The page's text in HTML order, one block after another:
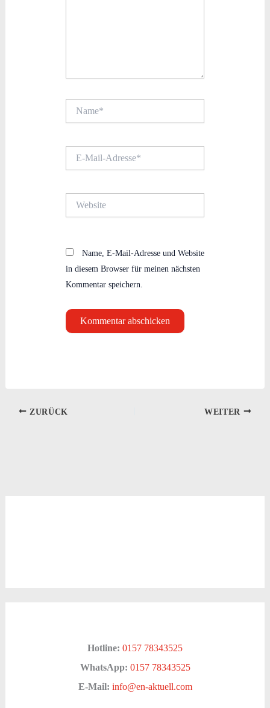
Mail-
Name, E-Mail-Adresse und Website
in diesem Browser für meinen nächsten
Kommentar speichern.
ZURÜCK WEITER
Hotline: 0157 78343525
WhatsApp: 0157 78343525
E-Mail: info@en-aktuell.com